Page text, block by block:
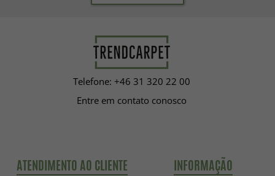
Telefone: +46 31 320 22 00
Entre em contato conosco
ATENDIMENTO AO CLIENTE INFORMAÇÃO